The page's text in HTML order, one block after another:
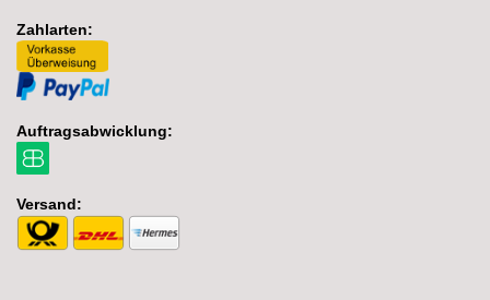
Zahlarten:
Auftragsabwicklung:
Versand: